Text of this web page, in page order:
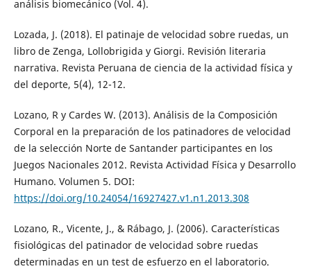
análisis biomecánico (Vol. 4).
Lozada, J. (2018). El patinaje de velocidad sobre ruedas, un
libro de Zenga, Lollobrigida y Giorgi. Revisión literaria
narrativa. Revista Peruana de ciencia de la actividad física y
del deporte, 5(4), 12-12.
Lozano, R y Cardes W. (2013). Análisis de la Composición
Corporal en la preparación de los patinadores de velocidad
de la selección Norte de Santander participantes en los
Juegos Nacionales 2012. Revista Actividad Física y Desarrollo
Humano. Volumen 5. DOI:
https://doi.org/10.24054/16927427.v1.n1.2013.308
Lozano, R., Vicente, J., & Rábago, J. (2006). Características
fisiológicas del patinador de velocidad sobre ruedas
determinadas en un test de esfuerzo en el laboratorio.